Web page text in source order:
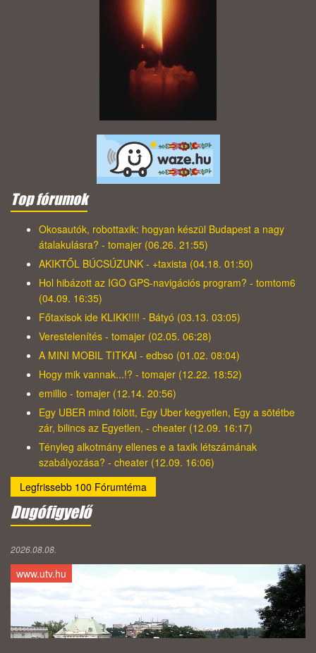
Top fórumok
Okosautók, robottaxik: hogyan készül Budapest a nagy
átalakulásra? - tomajer (06.26. 21:55)
AKIKTŐL BÚCSÚZUNK - +taxista (04.18. 01:50)
Hol hibázott az IGO GPS-navigációs program? - tomtom6
(04.09. 16:35)
Főtaxisok ide KLIKK!!!! - Bátyó (03.13. 03:05)
Verestelenítés - tomajer (02.05. 06:28)
A MINI MOBIL TITKAI - edbso (01.02. 08:04)
Hogy mik vannak...!? - tomajer (12.22. 18:52)
emillio - tomajer (12.14. 20:56)
Egy UBER mind fölött, Egy Uber kegyetlen, Egy a sötétbe
zár, bilincs az Egyetlen, - cheater (12.09. 16:17)
Tényleg alkotmány ellenes e a taxik létszámának
szabályozása? - cheater (12.09. 16:06)
Legfrissebb 100 Fórumtéma
Dugófigyelő
2026.08.08.
www.utv.hu